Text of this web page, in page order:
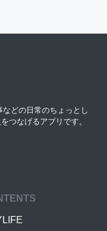
どの日常のちょっとし
つなげるアプリです。